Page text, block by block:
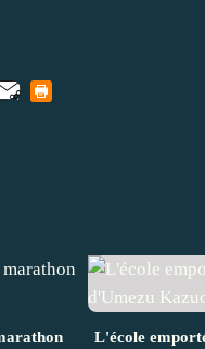
L'école